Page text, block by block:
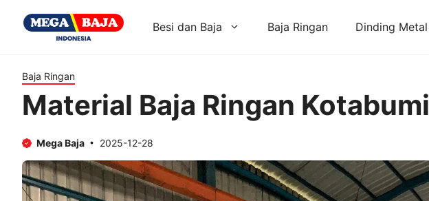
Besi dan Baja Baja Ringan Dinding Metal
Baja Ringan
Material Baja Ringan Kotabumi
Mega Baja 2025-12-28